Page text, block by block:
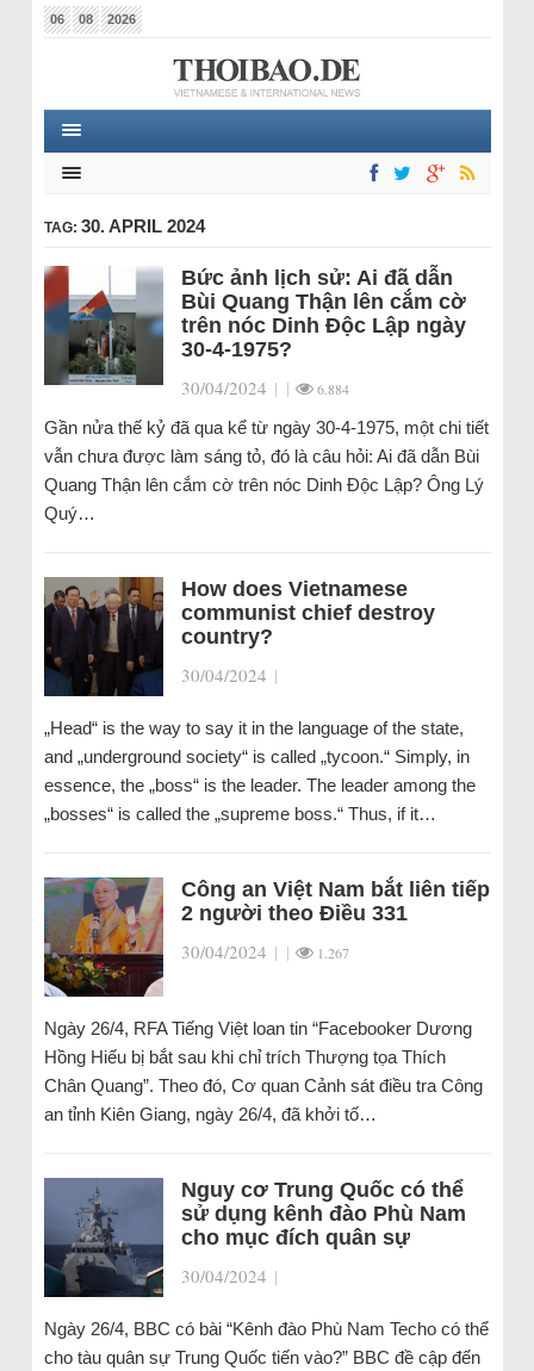
06 08 2026
TAG: 30. APRIL 2024
Bức ảnh lịch sử: Ai đã dẫn
Bùi Quang Thận lên cắm cờ
trên nóc Dinh Độc Lập ngày
30-4-1975?
30/04/2024 | | 6.884
Gần nửa thế kỷ đã qua kể từ ngày 30-4-1975, một chi tiết
vẫn chưa được làm sáng tỏ, đó là câu hỏi: Ai đã dẫn Bùi
Quang Thận lên cắm cờ trên nóc Dinh Độc Lập? Ông Lý
Quý…
How does Vietnamese
communist chief destroy
country?
30/04/2024 |
„Head“ is the way to say it in the language of the state,
and „underground society“ is called „tycoon.“ Simply, in
essence, the „boss“ is the leader. The leader among the
„bosses“ is called the „supreme boss.“ Thus, if it…
Công an Việt Nam bắt liên tiếp
2 người theo Điều 331
30/04/2024 | | 1.267
Ngày 26/4, RFA Tiếng Việt loan tin “Facebooker Dương
Hồng Hiếu bị bắt sau khi chỉ trích Thượng tọa Thích
Chân Quang”. Theo đó, Cơ quan Cảnh sát điều tra Công
an tỉnh Kiên Giang, ngày 26/4, đã khởi tố…
Nguy cơ Trung Quốc có thể
sử dụng kênh đào Phù Nam
cho mục đích quân sự
30/04/2024 |
Ngày 26/4, BBC có bài “Kênh đào Phù Nam Techo có thể
cho tàu quân sự Trung Quốc tiến vào?” BBC đề cập đến